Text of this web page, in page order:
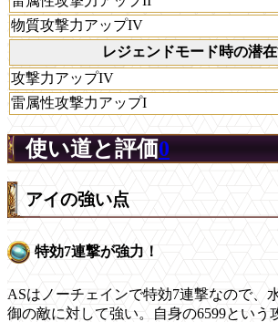
物質攻撃力アップIV
レジェンドモード時の潜
攻撃力アップIV
雷属性攻撃力アップI
使い道と評価0
アイの強い点
特効7連撃が強力！
ASはノーチェインで特効7連撃なので、
御の敵に対して強い。自身の6599という